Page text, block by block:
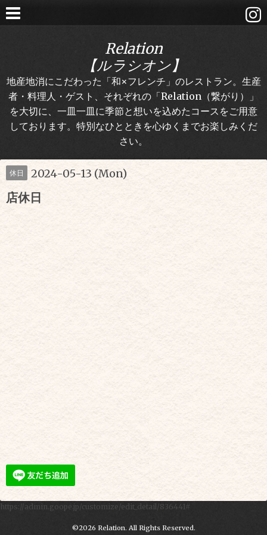
Relation
【ルラシオン】
地産地消にこだわった「和×フレンチ」のレストラン。生産
者・料理人・ゲスト、それぞれの「Relation（繋がり）」
を大切に、一皿一皿に季節と想いを込めたコースをご用意
しております。特別なひとときを心ゆくまでお楽しみくだ
さい。
休日 2024-05-13 (Mon)
店休日
https://admin.goope.jp/customize/edit_detail/836441#
©2026 Relation. All Rights Reserved.